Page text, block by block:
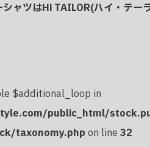
ャツはHi TAILOR(ハイ・テー
$additional_loop in
public_html/
taxonomy.php on line 32